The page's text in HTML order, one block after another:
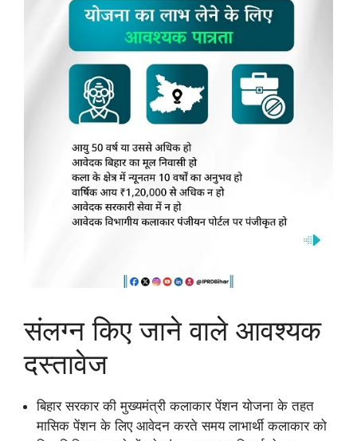
संलग्न किए जाने वाले आवश्यक
दस्तावेज
बिहार सरकार की मुख्यमंत्री कलाकार पेंशन योजना के तहत
मासिक पेंशन के लिए आवेदन करते समय लाभार्थी कलाकार को